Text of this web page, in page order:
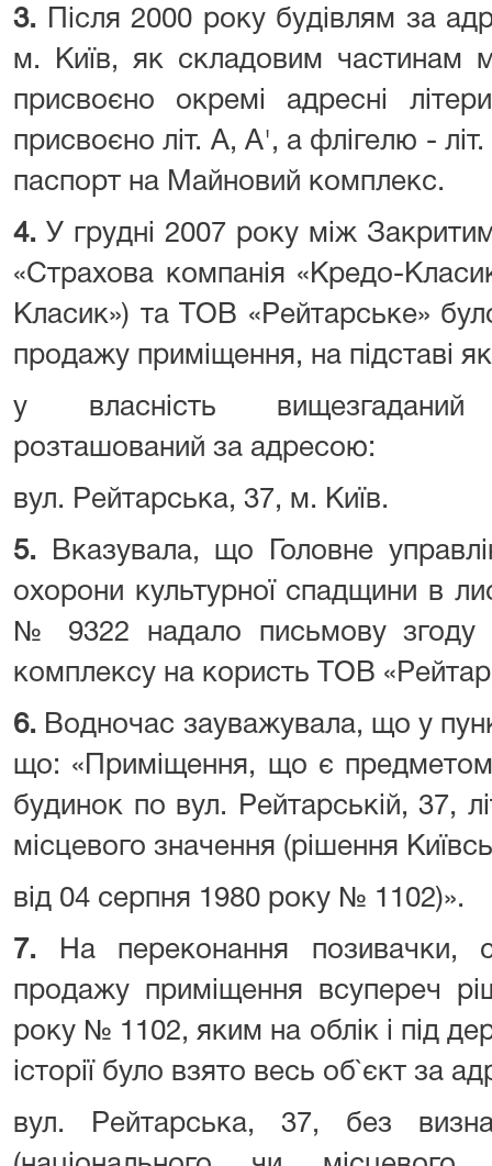
3.
Після 2000 року будівлям за
м. Київ, як складовим частинам
присвоєно окремі адресні
присвоєно літ. А, А', а флігелю -
паспорт на Майновий комплекс.
4. У грудні 2007 року між
«Страхова компанія «Кредо-
Класик») та ТОВ «Рейтарське»
продажу приміщення, на підставі
у власність
розташований за адресою:
вул. Рейтарська, 37, м. Київ.
5.
Вказувала, що Головне
охорони культурної спадщини в
№ 9322 надало письмову згоду
комплексу на користь ТОВ
6. Водночас зауважувала, що у
що: «Приміщення, що є
будинок по вул. Рейтарській, 37,
місцевого значення (рішення
від 04 серпня 1980 року № 1102)».
7.
На переконання позивачки,
продажу приміщення всупереч
року № 1102, яким на облік і під
історії було взято весь об`єкт за
вул. Рейтарська, 37, без